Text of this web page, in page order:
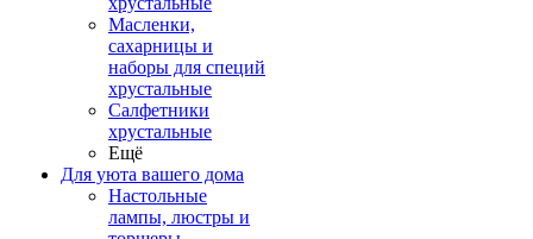
Масленки,
сахарницы и
наборы для специй
хрустальные
Салфетники
хрустальные
Ещё
Для уюта вашего дома
Настольные
лампы, люстры и